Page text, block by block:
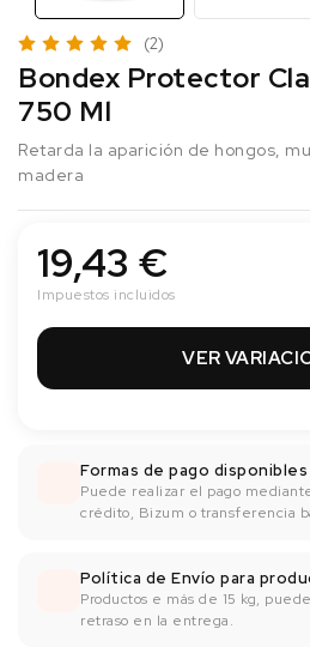
(2)
Bondex Protector
750 Ml
Retarda la aparición de hongos,
madera
19,43 €
Impuestos incluidos
VER
Formas de pago disponibles
Puede realizar el pago
crédito, Bizum o transferencia
Política de Envío para
Productos e más de 15 kg,
retraso en la entrega.